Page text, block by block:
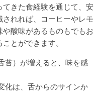
てきた食経験を通じて、安
されれば、コーヒーやレモ
や酸味があるものもでもお
とができます。
苔）が増えると、味を感
化は、舌からのサインか